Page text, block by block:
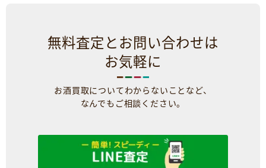
無料査定とお問い合わせは
お気軽に
お酒買取についてわからないことなど、
なんでもご相談ください。